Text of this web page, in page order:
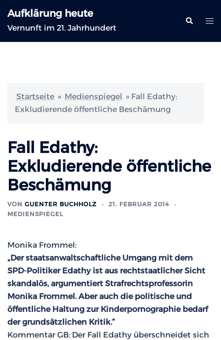
Inhalt
springen
Aufklärung heute
Vernunft im 21. Jahrhundert
Suche
Startseite » Medienspiegel » Fall Edathy:
Exkludierende öffentliche Beschämung
Fall Edathy:
Exkludierende öffentliche
Beschämung
VON GUENTER BUCHHOLZ
21. FEBRUAR 2014
MEDIENSPIEGEL
Monika Frommel:
„Der staatsanwaltschaftliche Umgang mit dem
SPD-Politiker Edathy ist aus rechtstaatlicher Sicht
skandalös, argumentiert Strafrechtsprofessorin
Monika Frommel. Aber auch die politische und
öffentliche Haltung zur Kinderpornographie bedarf
der grundsätzlichen Kritik.“
Kommentar GB: Der Fall Edathy überschneidet sich